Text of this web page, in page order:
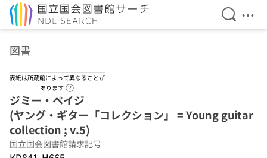
検索を
メ
図書
表紙は所蔵館によって異なることが
あります
ジミー・ペイジ
(ヤング・ギター「コレクション」 = Young guitar
collection ; v.5)
国立国会図書館請求記号